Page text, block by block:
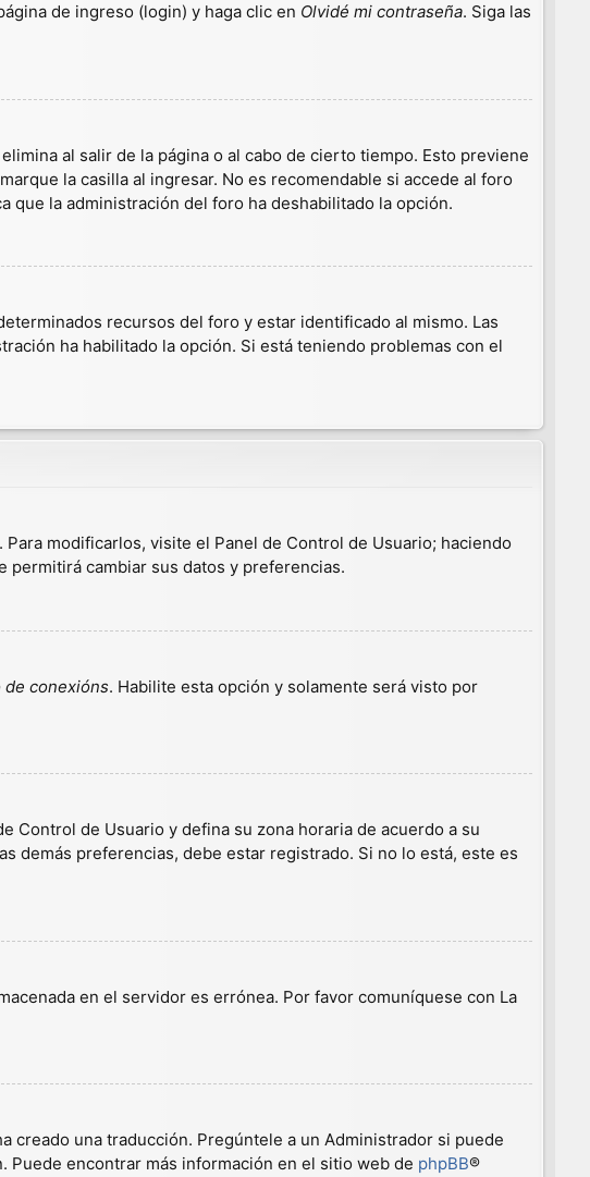
de ingreso (login) y haga clic en Olvidé mi contraseña. Siga las
al salir de la página o al cabo de cierto tiempo. Esto previene
la casilla al ingresar. No es recomendable si accede al foro
que la administración del foro ha deshabilitado la opción.
recursos del foro y estar identificado al mismo. Las
ha habilitado la opción. Si está teniendo problemas con el
modificarlos, visite el Panel de Control de Usuario; haciendo
permitirá cambiar sus datos y preferencias.
de conexións. Habilite esta opción y solamente será visto por
Control de Usuario y defina su zona horaria de acuerdo a su
demás preferencias, debe estar registrado. Si no lo está, este es
en el servidor es errónea. Por favor comuníquese con La
creado una traducción. Pregúntele a un Administrador si puede
encontrar más información en el sitio web de phpBB®